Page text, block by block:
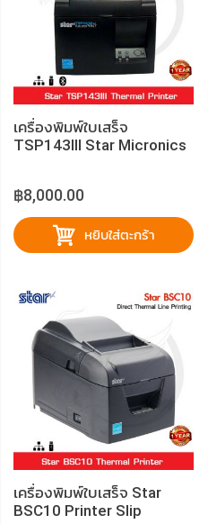
เครื่องพิมพ์ใบเสร็จ
TSP143III Star Micronics
฿8,000.00
หยิบใส่ตะกร้า
เครื่องพิมพ์ใบเสร็จ Star
BSC10 Printer Slip